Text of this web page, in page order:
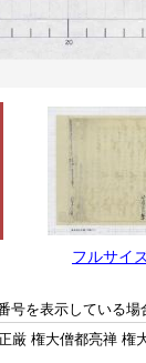
フルサイ
号を表示している場
厳 権大僧都亮禅 権